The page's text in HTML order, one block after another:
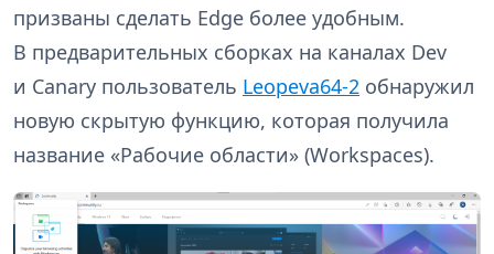
призваны сделать Edge более удобным.
В предварительных сборках на каналах Dev
и Canary пользователь Leopeva64-2 обнаружил
новую скрытую функцию, которая получила
название «Рабочие области» (Workspaces).